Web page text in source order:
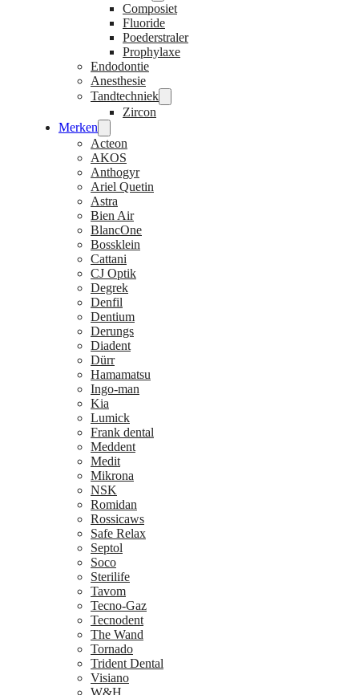
Composiet
Fluoride
Poederstraler
Prophylaxe
Endodontie
Anesthesie
Tandtechniek
Zircon
Merken
Acteon
AKOS
Anthogyr
Ariel Quetin
Astra
Bien Air
BlancOne
Bossklein
Cattani
CJ Optik
Degrek
Denfil
Dentium
Derungs
Diadent
Dürr
Hamamatsu
Ingo-man
Kia
Lumick
Frank dental
Meddent
Medit
Mikrona
NSK
Romidan
Rossicaws
Safe Relax
Septol
Soco
Sterilife
Tavom
Tecno-Gaz
Tecnodent
The Wand
Tornado
Trident Dental
Visiano
W&H